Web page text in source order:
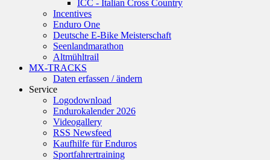
ICC - Italian Cross Country
Incentives
Enduro One
Deutsche E-Bike Meisterschaft
Seenlandmarathon
Altmühltrail
MX-TRACKS
Daten erfassen / ändern
Service
Logodownload
Endurokalender 2026
Videogallery
RSS Newsfeed
Kaufhilfe für Enduros
Sportfahrertraining